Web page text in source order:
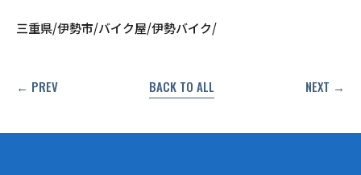
三重県/伊勢市/バイク屋/伊勢バイク/
← PREV BACK TO ALL NEXT →